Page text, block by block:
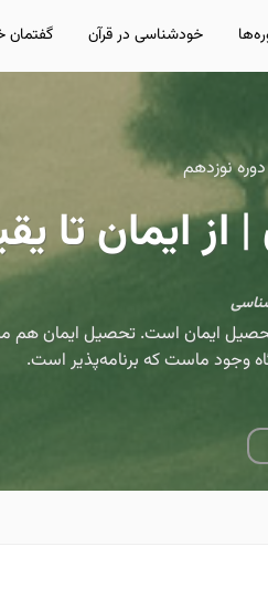
خودشناسی در قرآن گفتمان
نوزدهم
از ایمان تا
ایمان است. تحصیل ایمان
وجود ماست که برنامه‌پذیر است.